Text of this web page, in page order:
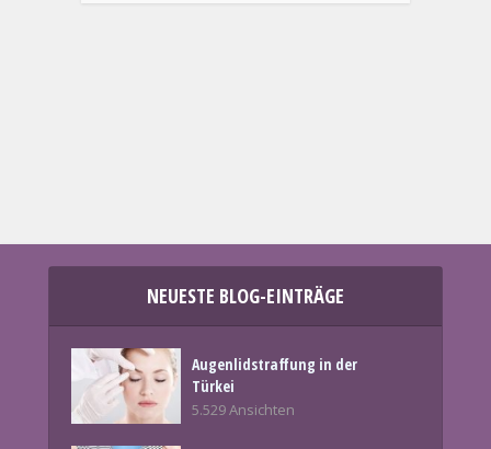
NEUESTE BLOG-EINTRÄGE
Augenlidstraffung in der
Türkei
5.529 Ansichten